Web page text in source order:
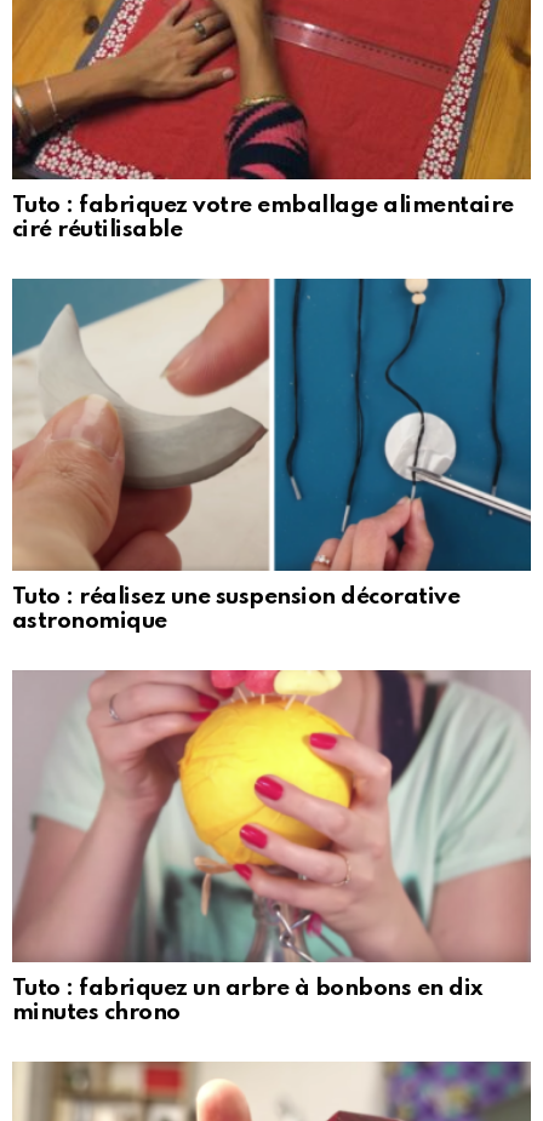
Tuto : fabriquez votre emballage alimentaire
ciré réutilisable
Tuto : réalisez une suspension décorative
astronomique
Tuto : fabriquez un arbre à bonbons en dix
minutes chrono